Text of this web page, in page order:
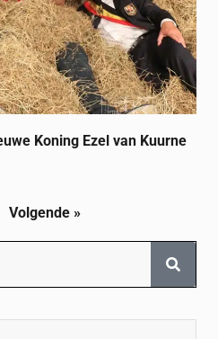
Koning Ezel van Kuurne
Volgende »